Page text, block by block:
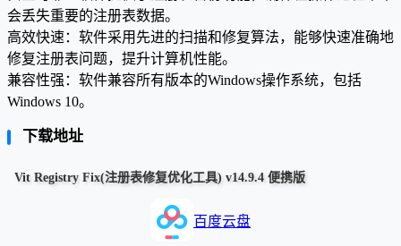
会丢失重要的注册表数据。
高效快速：软件采用先进的扫描和修复算法，能够快速准确地
修复注册表问题，提升计算机性能。
兼容性强：软件兼容所有版本的Windows操作系统，包括
Windows 10。
下载地址
Vit Registry Fix(注册表修复优化工具) v14.9.4 便携版
百度云盘